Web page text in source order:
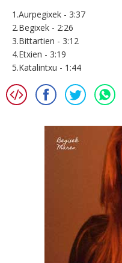
1.Aurpegixek - 3:37
2.Begixek - 2:26
3.Bittartien - 3:12
4.Etxien - 3:19
5.Katalintxu - 1:44